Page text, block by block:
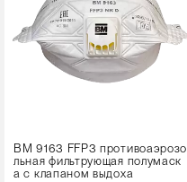
ВМ 9163 FFP3 противоаэрозо
льная фильтрующая полумаск
а с клапаном выдоха